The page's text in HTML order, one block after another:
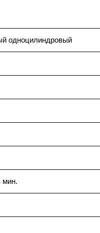
одноцилиндровый
мин.